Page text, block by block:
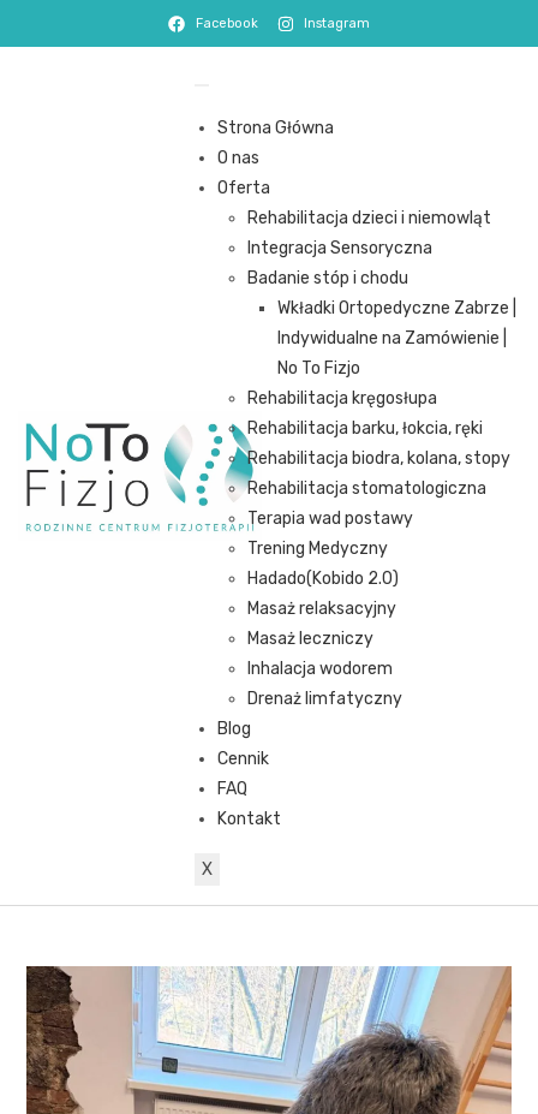
Facebook Instagram
Strona Główna
O nas
Oferta
Rehabilitacja dzieci i niemowląt
Integracja Sensoryczna
Badanie stóp i chodu
Wkładki Ortopedyczne Zabrze |
Indywidualne na Zamówienie |
No To Fizjo
Rehabilitacja kręgosłupa
Rehabilitacja barku, łokcia, ręki
Rehabilitacja biodra, kolana, stopy
Rehabilitacja stomatologiczna
Terapia wad postawy
Trening Medyczny
Hadado(Kobido 2.0)
Masaż relaksacyjny
Masaż leczniczy
Inhalacja wodorem
Drenaż limfatyczny
Blog
Cennik
FAQ
Kontakt
X